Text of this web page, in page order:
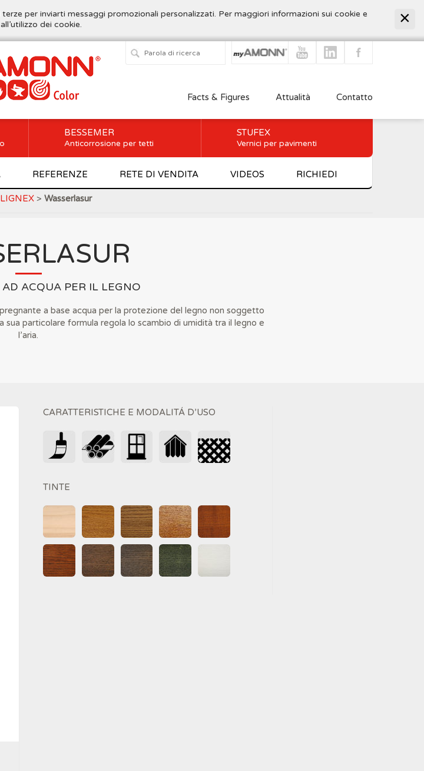
per inviarti messaggi promozionali personalizzati. Per maggiori informazioni sui cookie e
dei cookie.
Facts & Figures Attualità Contatto
REFERENZE RETE DI VENDITA VIDEOS RICHIEDI
BESSEMER
Anticorrosione per tetti
STUFEX
Vernici per pavimenti
LIGNEX > Wasserlasur
ACQUA PER IL LEGNO
a base acqua per la protezione del legno non soggetto
particolare formula regola lo scambio di umidità tra il legno e
l’aria.
CARATTERISTICHE E MODALITÁ D’USO
TINTE